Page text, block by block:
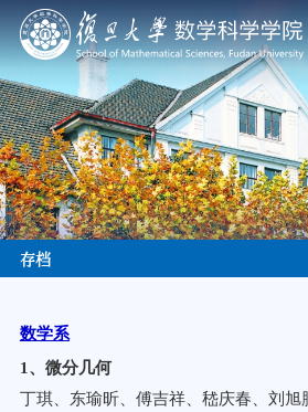
存档
数学系
1 、微分几何
丁琪、东瑜昕、傅吉祥、嵇庆春、刘旭